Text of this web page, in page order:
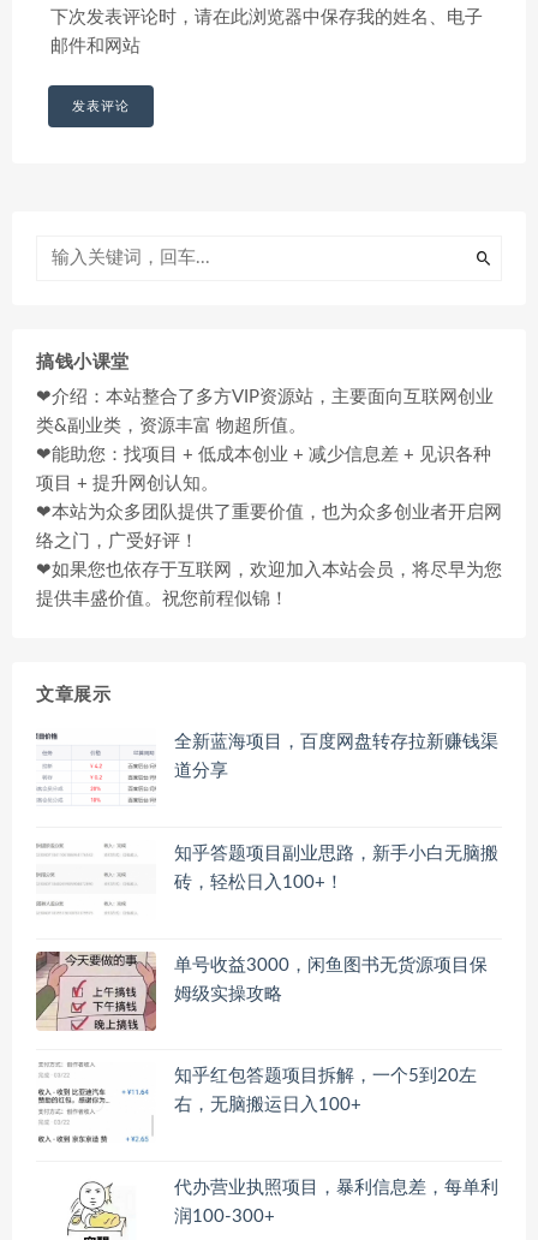
下次发表评论时，请在此浏览器中保存我的姓名、电子
邮件和网站
搞钱小课堂
❤介绍：本站整合了多方VIP资源站，主要面向互联网创业
类&副业类，资源丰富 物超所值。
❤能助您：找项目 + 低成本创业 + 减少信息差 + 见识各种
项目 + 提升网创认知。
❤本站为众多团队提供了重要价值，也为众多创业者开启网
络之门，广受好评！
❤如果您也依存于互联网，欢迎加入本站会员，将尽早为您
提供丰盛价值。祝您前程似锦！
文章展示
全新蓝海项目，百度网盘转存拉新赚钱渠
道分享
知乎答题项目副业思路，新手小白无脑搬
砖，轻松日入100+！
单号收益3000，闲鱼图书无货源项目保
姆级实操攻略
知乎红包答题项目拆解，一个5到20左
右，无脑搬运日入100+
代办营业执照项目，暴利信息差，每单利
润100-300+